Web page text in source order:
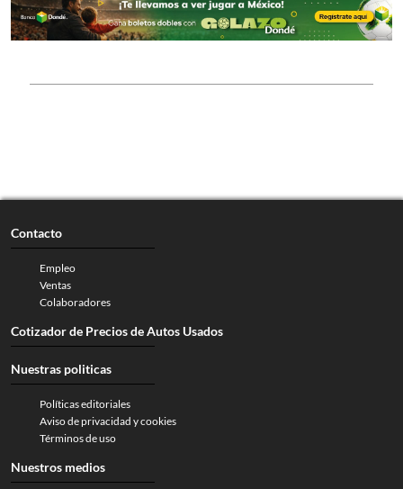
Contacto
Empleo
Ventas
Colaboradores
Cotizador de Precios de Autos Usados
Nuestras politicas
Políticas editoriales
Aviso de privacidad y cookies
Términos de uso
Nuestros medios